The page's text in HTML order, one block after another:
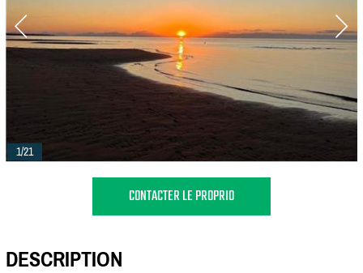
1/21
CONTACTER LE PROPRIO
DESCRIPTION